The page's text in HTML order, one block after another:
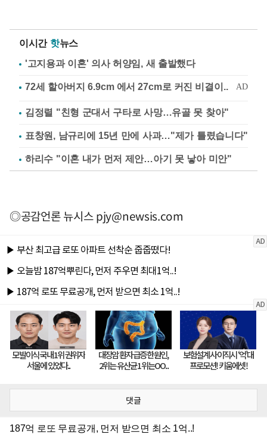
이시간 핫뉴스
'고지용과 이혼' 의사 허양임, 새 출발했다
김정렬 "친형 군대서 구타로 사망…유골 못 찾아"
표창원, 남규리에 15년 만에 사과…"제가 틀렸습니다"
하리수 "이혼 내가 먼저 제안…아기 못 낳아 미안"
◎공감언론 뉴시스pjy@newsis.com
댓글